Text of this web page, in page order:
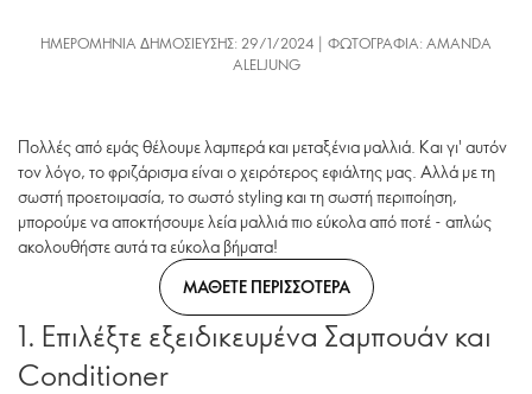
ΗΜΕΡΟΜΗΝΊΑ ΔΗΜΟΣΊΕΥΣΗΣ: 29/1/2024 | ΦΩΤΟΓΡΑΦΊΑ: AMANDA
ALELJUNG
Πολλές από εμάς θέλουμε λαμπερά και μεταξένια μαλλιά. Και γι' αυτόν
τον λόγο, το φριζάρισμα είναι ο χειρότερος εφιάλτης μας. Αλλά με τη
σωστή προετοιμασία, το σωστό styling και τη σωστή περιποίηση,
μπορούμε να αποκτήσουμε λεία μαλλιά πιο εύκολα από ποτέ - απλώς
ακολουθήστε αυτά τα εύκολα βήματα!
ΜΑΘΕΤΕ ΠΕΡΙΣΣΟΤΕΡΑ
1. Επιλέξτε εξειδικευμένα Σαμπουάν και
Conditioner